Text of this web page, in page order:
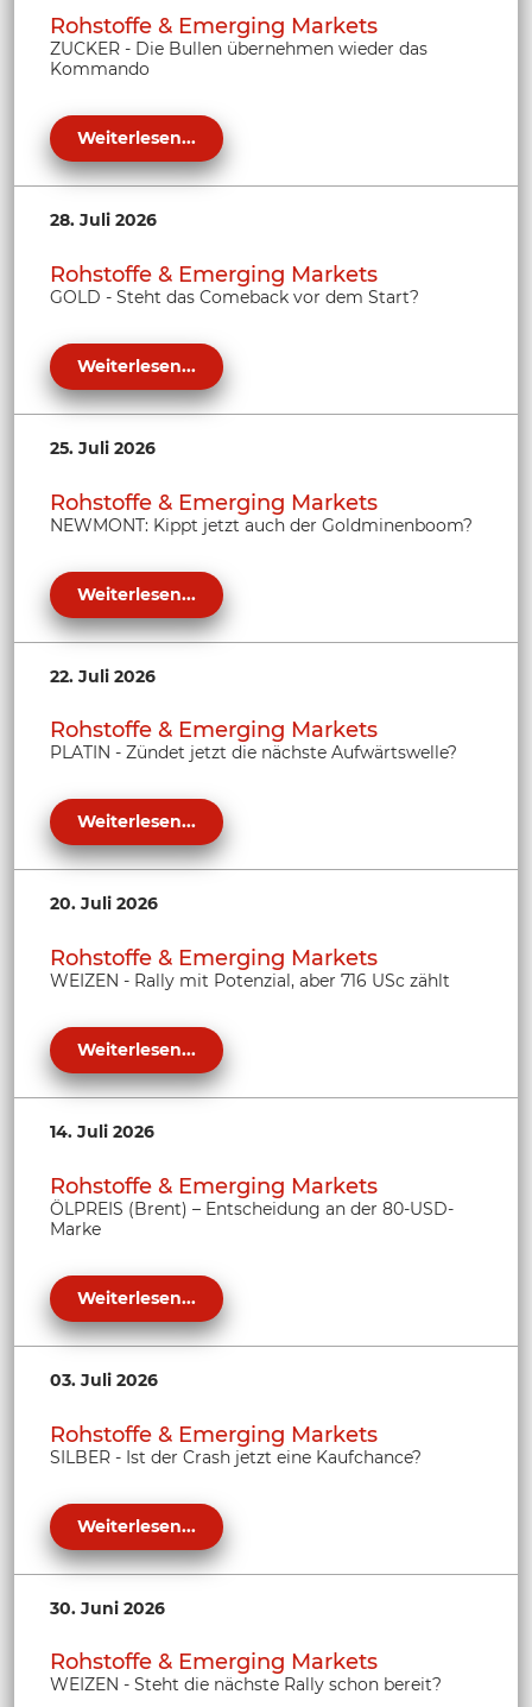
Rohstoffe & Emerging Markets
ZUCKER - Die Bullen übernehmen wieder das
Kommando
Weiterlesen...
28. Juli 2026
Rohstoffe & Emerging Markets
GOLD - Steht das Comeback vor dem Start?
Weiterlesen...
25. Juli 2026
Rohstoffe & Emerging Markets
NEWMONT: Kippt jetzt auch der Goldminenboom?
Weiterlesen...
22. Juli 2026
Rohstoffe & Emerging Markets
PLATIN - Zündet jetzt die nächste Aufwärtswelle?
Weiterlesen...
20. Juli 2026
Rohstoffe & Emerging Markets
WEIZEN - Rally mit Potenzial, aber 716 USc zählt
Weiterlesen...
14. Juli 2026
Rohstoffe & Emerging Markets
ÖLPREIS (Brent) – Entscheidung an der 80-USD-
Marke
Weiterlesen...
03. Juli 2026
Rohstoffe & Emerging Markets
SILBER - Ist der Crash jetzt eine Kaufchance?
Weiterlesen...
30. Juni 2026
Rohstoffe & Emerging Markets
WEIZEN - Steht die nächste Rally schon bereit?